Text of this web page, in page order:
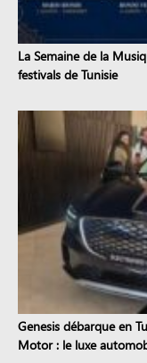
La Semaine de la
festivals de Tunisie
Genesis débarque en
Motor : le luxe